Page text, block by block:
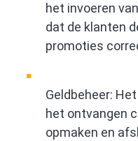
het invoeren
dat de klanten
promoties
Geldbeheer:
het ontvangen
opmaken en